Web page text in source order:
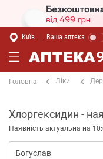
Київ Ваша аптека
Головна Ліки
Хлоргексидин -
Наявність актуальна на